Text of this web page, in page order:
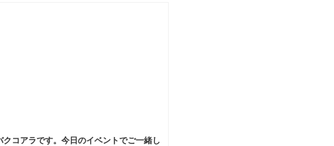
クコアラです。今日のイベントでご一緒し